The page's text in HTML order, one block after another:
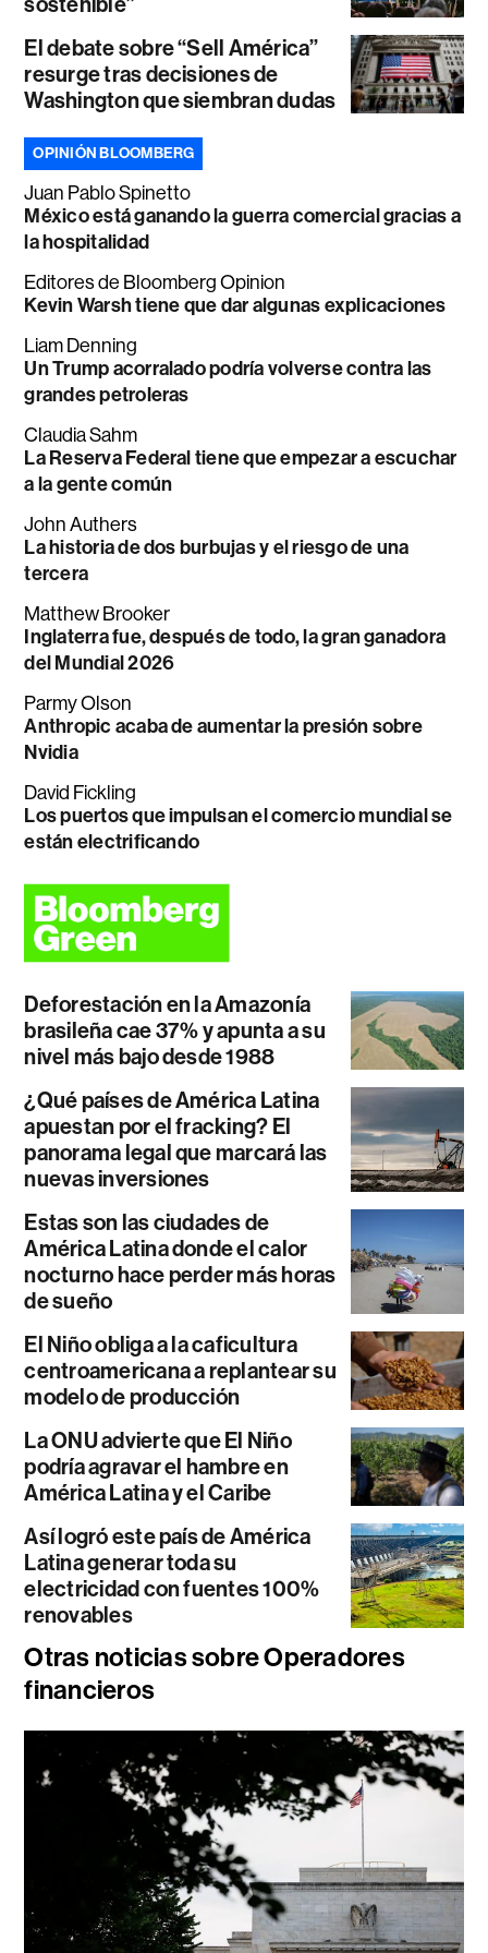
El debate sobre “Sell América”
resurge tras decisiones de
Washington que siembran dudas
OPINIÓN BLOOMBERG
Juan Pablo Spinetto
México está ganando la guerra comercial gracias a
la hospitalidad
Editores de Bloomberg Opinion
Kevin Warsh tiene que dar algunas explicaciones
Liam Denning
Un Trump acorralado podría volverse contra las
grandes petroleras
Claudia Sahm
La Reserva Federal tiene que empezar a escuchar
a la gente común
John Authers
La historia de dos burbujas y el riesgo de una
tercera
Matthew Brooker
Inglaterra fue, después de todo, la gran ganadora
del Mundial 2026
Parmy Olson
Anthropic acaba de aumentar la presión sobre
Nvidia
David Fickling
Los puertos que impulsan el comercio mundial se
están electrificando
Deforestación en la Amazonía
brasileña cae 37% y apunta a su
nivel más bajo desde 1988
¿Qué países de América Latina
apuestan por el fracking? El
panorama legal que marcará las
nuevas inversiones
Estas son las ciudades de
América Latina donde el calor
nocturno hace perder más horas
de sueño
El Niño obliga a la caficultura
centroamericana a replantear su
modelo de producción
La ONU advierte que El Niño
podría agravar el hambre en
América Latina y el Caribe
Así logró este país de América
Latina generar toda su
electricidad con fuentes 100%
renovables
Otras noticias sobre Operadores
financieros